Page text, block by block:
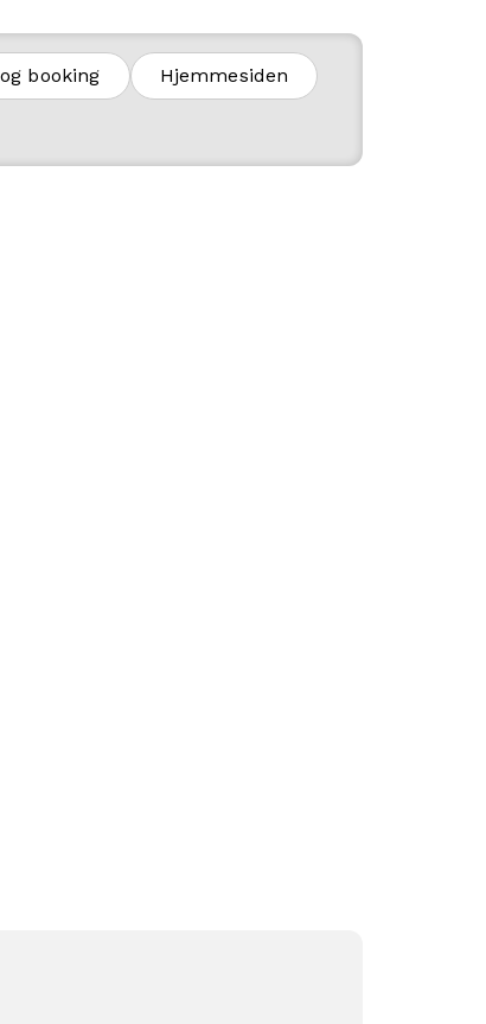
booking Hjemmesiden